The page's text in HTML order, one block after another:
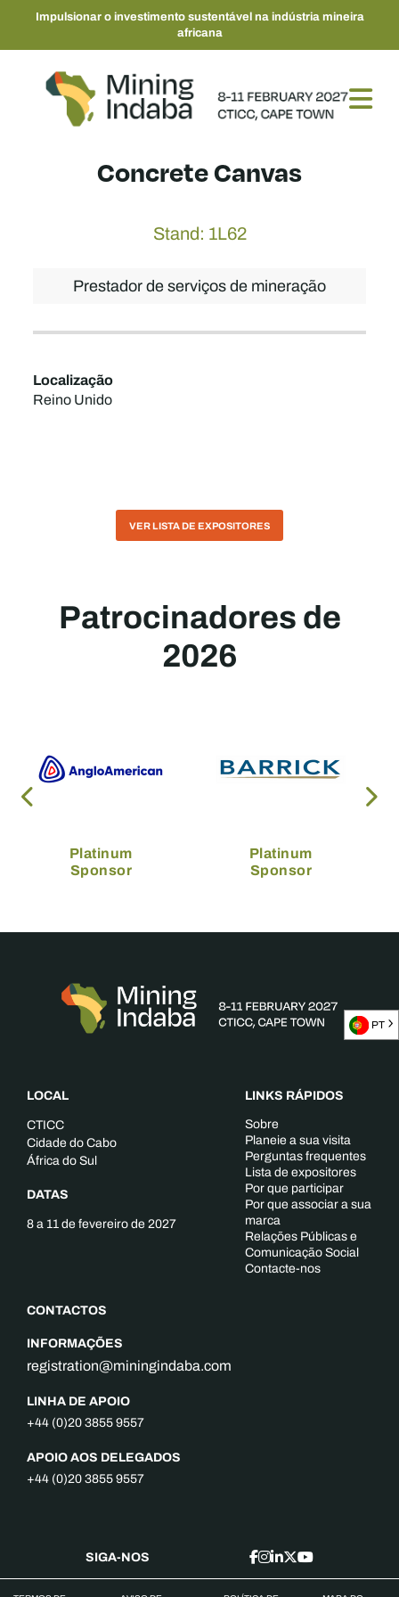
Impulsionar o investimento sustentável na indústria mineira
africana
Concrete Canvas
Stand: 1L62
Prestador de serviços de mineração
Localização
Reino Unido
VER LISTA DE EXPOSITORES
Patrocinadores de
2026
Platinum
Sponsor
Platinum
Sponsor
LOCAL
CTICC
Cidade do Cabo
África do Sul
DATAS
8 a 11 de fevereiro de 2027
CONTACTOS
INFORMAÇÕES
registration@miningindaba.com
LINHA DE APOIO
+44 (0)20 3855 9557
APOIO AOS DELEGADOS
+44 (0)20 3855 9557
LINKS RÁPIDOS
Sobre
Planeie a sua visita
Perguntas frequentes
Lista de expositores
Por que participar
Por que associar a sua
marca
Relações Públicas e
Comunicação Social
Contacte-nos
SIGA-NOS
PT